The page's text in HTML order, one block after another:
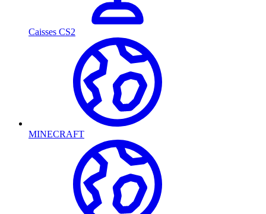
Caisses CS2
MINECRAFT